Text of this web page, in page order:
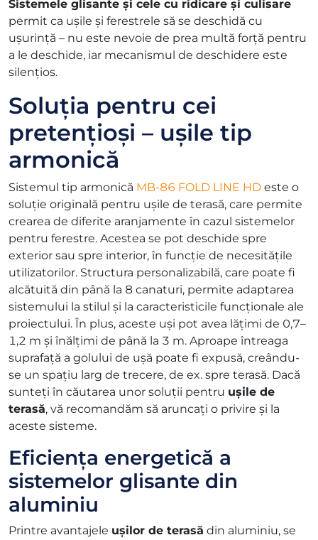
Sistemele glisante și cele cu ridicare și culisare
permit ca ușile și ferestrele să se deschidă cu
ușurință – nu este nevoie de prea multă forță pentru
a le deschide, iar mecanismul de deschidere este
silențios.
Soluția pentru cei
pretențioși – ușile tip
armonică
Sistemul tip armonică MB-86 FOLD LINE HD este o
soluție originală pentru ușile de terasă, care permite
crearea de diferite aranjamente în cazul sistemelor
pentru ferestre. Acestea se pot deschide spre
exterior sau spre interior, în funcție de necesitățile
utilizatorilor. Structura personalizabilă, care poate fi
alcătuită din până la 8 canaturi, permite adaptarea
sistemului la stilul și la caracteristicile funcționale ale
proiectului. În plus, aceste uși pot avea lățimi de 0,7–
1,2 m și înălțimi de până la 3 m. Aproape întreaga
suprafață a golului de ușă poate fi expusă, creându-
se un spațiu larg de trecere, de ex. spre terasă. Dacă
sunteți în căutarea unor soluții pentru ușile de
terasă, vă recomandăm să aruncați o privire și la
aceste sisteme.
Eficiența energetică a
sistemelor glisante din
aluminiu
Printre avantajele ușilor de terasă din aluminiu, se